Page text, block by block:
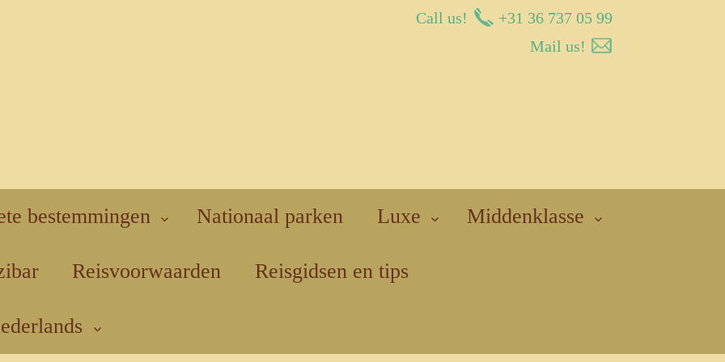
Call us!
+31 36 737 05 99
Mail us!
bestemmingen Nationaal parken Luxe Middenklasse
Reisvoorwaarden Reisgidsen en tips